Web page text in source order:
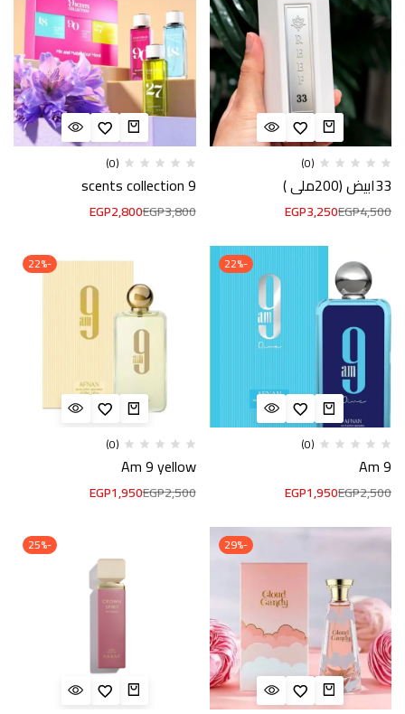
(0)
33ابيض (200ملي )
EGP4,500
EGP3,250
(0)
9 scents collection
EGP3,800
EGP2,800
-22%
(0)
Am 9
EGP2,500
EGP1,950
-22%
(0)
Am 9 yellow
EGP2,500
EGP1,950
-29%
-25%